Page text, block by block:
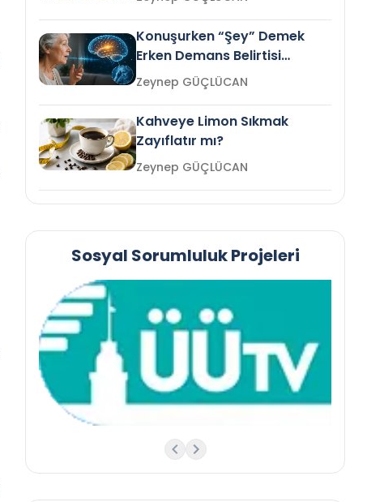
Konuşurken “Şey” Demek
Erken Demans Belirtisi
Olabilir mi?Zeynep GÜÇLÜCAN
Kahveye Limon Sıkmak
Zayıflatır mı?
Zeynep GÜÇLÜCAN
Sosyal Sorumluluk Projeleri